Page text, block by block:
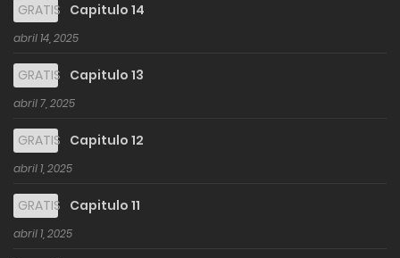
GRATIS Capitulo 14
abril 14, 2025
GRATIS Capitulo 13
abril 7, 2025
GRATIS Capitulo 12
abril 1, 2025
GRATIS Capitulo 11
abril 1, 2025